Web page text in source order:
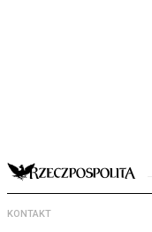
KONTAKT